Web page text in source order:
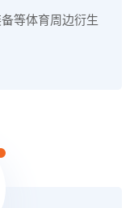
等体育周边衍生